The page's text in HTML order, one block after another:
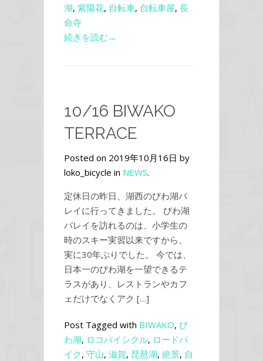
湖, 紫陽花, 自転車, 自転車屋, 長
命寺
続きを読む→
10/16 BIWAKO
TERRACE
Posted on 2019年10月16日 by
loko_bicycle in NEWS.
定休日の昨日、湖西のびわ湖バ
レイに行ってきました。 びわ湖
バレイを訪れるのは、小学生の
時のスキー実習以来ですから、
実に30年ぶりでした。 今では、
日本一のびわ湖を一望できるテ
ラスがあり、レストランやカフ
ェだけでなくアク […]
Post Tagged with BIWAKO, び
わ湖, ロコバイシクル, ロードバ
イク, 守山, 滋賀, 琵琶湖, 絶景, 自